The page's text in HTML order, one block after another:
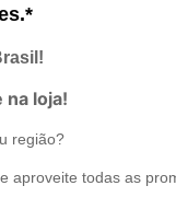
loja!
região?
aproveite todas as